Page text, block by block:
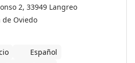
2, 33949 Langreo
de Oviedo
Español